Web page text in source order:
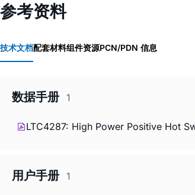
参考资料
技术文档配套材料组件资源PCN/PDN 信息
数据手册 1
LTC4287: High Power Positive Hot
用户手册 1